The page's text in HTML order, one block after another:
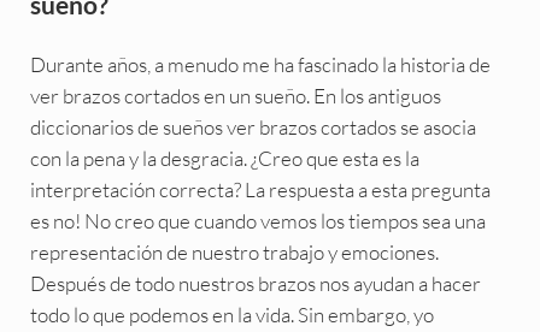
Durante años, a menudo me ha fascinado la historia de
ver brazos cortados en un sueño. En los antiguos
diccionarios de sueños ver brazos cortados se asocia
con la pena y la desgracia. ¿Creo que esta es la
interpretación correcta? La respuesta a esta pregunta
es no! No creo que cuando vemos los tiempos sea una
representación de nuestro trabajo y emociones.
Después de todo nuestros brazos nos ayudan a hacer
todo lo que podemos en la vida. Sin embargo, yo